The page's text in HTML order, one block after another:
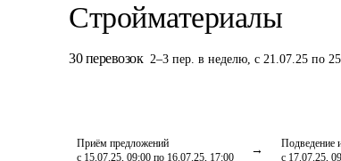
Стройматериалы
30 перевозок 2–3 пер. в неделю, с 21.07.25 по
Приём предложений
с 15.07.25, 09:00 по 16.07.25, 17:00
Подведение
с 17.07.25,